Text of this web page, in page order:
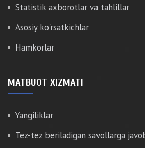
Statistik axborotlar va tahlillar
Asosiy ko'rsatkichlar
Hamkorlar
MATBUOT XIZMATI
Yangiliklar
Tez-tez beriladigan savollarga